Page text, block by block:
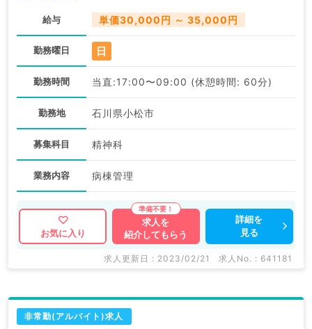
給与 単価30,000円 ～ 35,000円
勤務曜日 日
勤務時間 当直:17:00〜09:00 (休憩時間: 60分)
勤務地 石川県小松市
募集科目 精神科
業務内容 病棟管理
お気に入り
求人を
紹介してもらう
詳細を
見る
求人更新日 : 2023/02/21 求人No. : 641181
非常勤(アルバイト)求人